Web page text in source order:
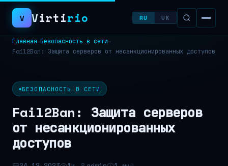
V Virtirio RU UK
Главная→Безопасность в сети→
Fail2Ban: Защита серверов от несанкционированных доступов
БЕЗОПАСНОСТЬ В СЕТИ
Fail2Ban: Защита серверов
от несанкционированных
доступов